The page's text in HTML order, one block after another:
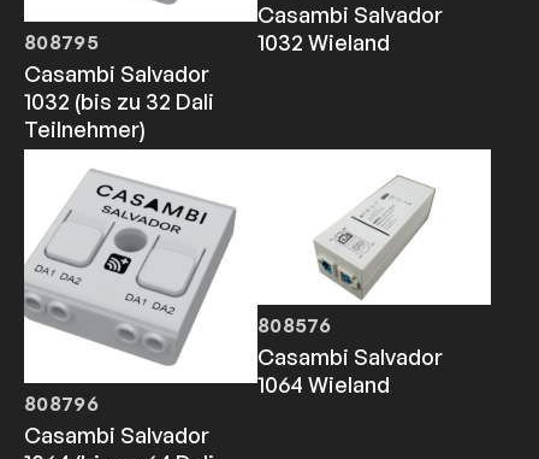
808795
Casambi Salvador
1032 (bis zu 32 Dali
Teilnehmer)
Casambi Salvador
1032 Wieland
808796
Casambi Salvador
808576
Casambi Salvador
1064 Wieland